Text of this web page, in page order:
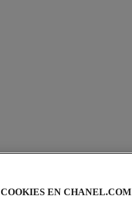
COOKIES EN CHANEL.COM